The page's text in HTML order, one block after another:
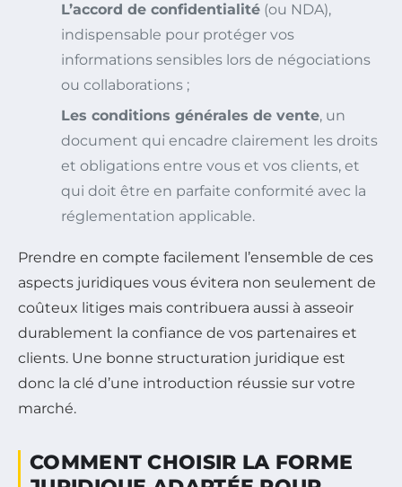
L’accord de confidentialité (ou NDA),
indispensable pour protéger vos
informations sensibles lors de négociations
ou collaborations ;
Les conditions générales de vente, un
document qui encadre clairement les droits
et obligations entre vous et vos clients, et
qui doit être en parfaite conformité avec la
réglementation applicable.
Prendre en compte facilement l’ensemble de ces
aspects juridiques vous évitera non seulement de
coûteux litiges mais contribuera aussi à asseoir
durablement la confiance de vos partenaires et
clients. Une bonne structuration juridique est
donc la clé d’une introduction réussie sur votre
marché.
COMMENT CHOISIR LA FORME